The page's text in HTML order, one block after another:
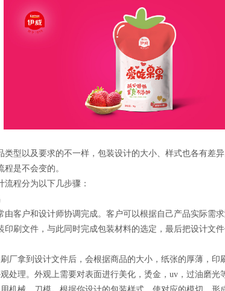
型以及要求的不一样，包装设计的大小、样式也各有差异
是不会变的。
程分为以下几步骤：
客户和设计师协调完成。客户可以根据自己产品实际需求
印刷文件，与此同时完成包装材料的选定，最后把设计文
拿到设计文件后，会根据商品的大小，纸张的厚薄，印
理。外观上需要对表面进行美化，烫金，uv，过油磨光